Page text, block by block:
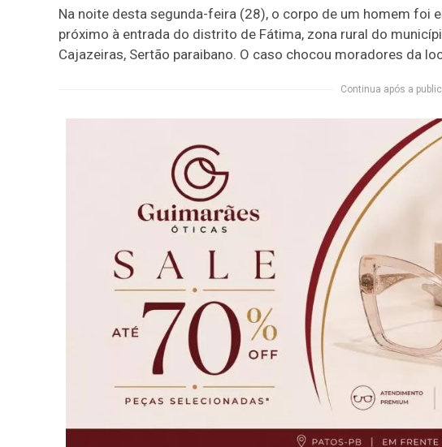
Na noite desta segunda-feira (28), o corpo de um homem foi
próximo à entrada do distrito de Fátima, zona rural do
Cajazeiras, Sertão paraibano. O caso chocou moradores da
Continua após a